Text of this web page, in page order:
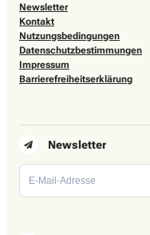
Newsletter
Kontakt
Nutzungsbedingungen
Datenschutzbestimmungen
Impressum
Barrierefreiheitserklärung
Newsletter